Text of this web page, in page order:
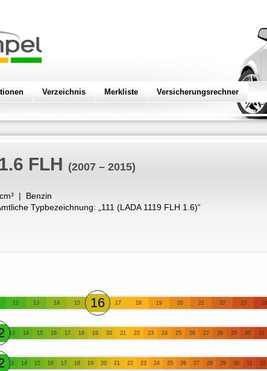
Verzeichnis Merkliste Versicherungsrechner
FLH (2007 – 2015)
cm³ | Benzin
Typbezeichnung: „ 111 (LADA 1119 FLH 1.6)“
12 13 14 15 16 17 18 19 20 21 22 23 24
13 14 15 16 17 18 19 20 21 22 23 24 25 26 27 28 29 30 31
13 14 15 16 17 18 19 20 21 22 23 24 25 26 27 28 29 30 31 32